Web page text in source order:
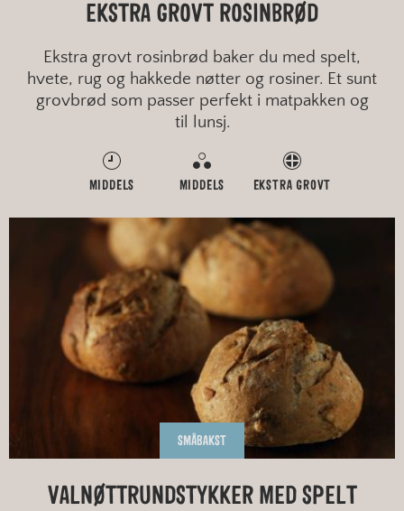
EKSTRA GROVT ROSINBRØD
Ekstra grovt rosinbrød baker du med spelt,
hvete, rug og hakkede nøtter og rosiner. Et sunt
grovbrød som passer perfekt i matpakken og
til lunsj.
MIDDELS MIDDELS EKSTRA GROVT
SMÅBAKST
VALNØTTRUNDSTYKKER MED SPELT